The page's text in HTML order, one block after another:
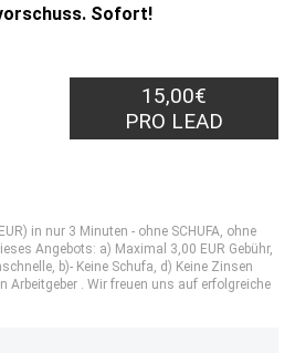
Sofort!
15,00€
PRO LEAD
in nur 3 Minuten - ohne SCHUFA, ohne
Angebots: a) Maximal 3,00 EUR Gebühr,
b)- Keine Schufa, d) Keine Zinsen
Arbeitgeber . Wir freuen uns auf erfolgreiche